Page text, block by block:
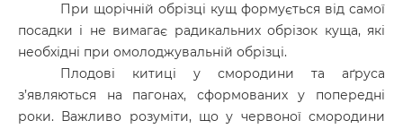
При щорічній обрізці кущ формується від самої
посадки і не вимагає радикальних обрізок куща, які
необхідні при омолоджувальній обрізці.
Плодові китиці у смородини та аґруса
з’являються на пагонах, сформованих у попередні
роки. Важливо розуміти, що у червоної смородини